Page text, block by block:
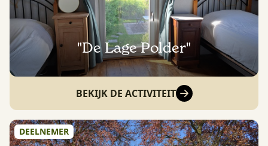
"De Lage Polder"
BEKIJK DE ACTIVITEIT
DEELNEMER